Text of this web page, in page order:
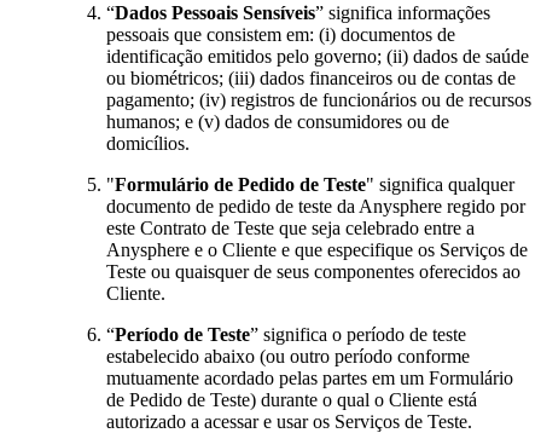
“Dados Pessoais Sensíveis” significa informações
pessoais que consistem em: (i) documentos de
identificação emitidos pelo governo; (ii) dados de saúde
ou biométricos; (iii) dados financeiros ou de contas de
pagamento; (iv) registros de funcionários ou de recursos
humanos; e (v) dados de consumidores ou de
domicílios.
"Formulário de Pedido de Teste" significa qualquer
documento de pedido de teste da Anysphere regido por
este Contrato de Teste que seja celebrado entre a
Anysphere e o Cliente e que especifique os Serviços de
Teste ou quaisquer de seus componentes oferecidos ao
Cliente.
“Período de Teste” significa o período de teste
estabelecido abaixo (ou outro período conforme
mutuamente acordado pelas partes em um Formulário
de Pedido de Teste) durante o qual o Cliente está
autorizado a acessar e usar os Serviços de Teste.